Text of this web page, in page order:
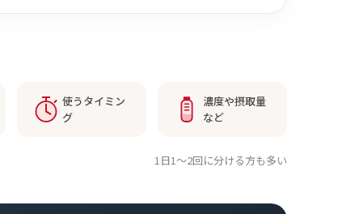
使うタイミン
グ
濃度や摂取量
など
1日1〜2回に分ける方も多い